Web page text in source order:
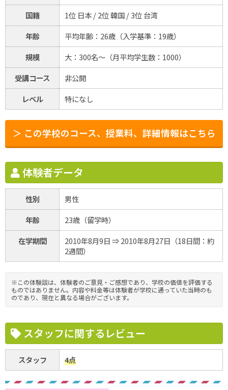
国籍
1位 日本 / 2位 韓国 / 3位 台湾
年齢
平均年齢：26歳（入学基準：19歳）
規模
大：300名～（月平均学生数：1000）
受講コース
非公開
レベル
特になし
＞ この学校のコース、授業料、詳細情報はこちら
体験者データ
性別
男性
年齢
23歳（留学時）
在学期間
2010年8月9日 ⇒ 2010年8月27日（18日間：約
2週間）
※この体験談は、体験者のご意見・ご感想であり、学校の価値を評価する
ものではありません。内容や料金等は体験者が学校に通っていた当時のも
のであり、現在と異なる場合がございます。
スタッフに関するレビュー
スタッフ 4点